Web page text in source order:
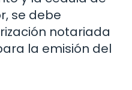
se debe
notariada
la emisión del